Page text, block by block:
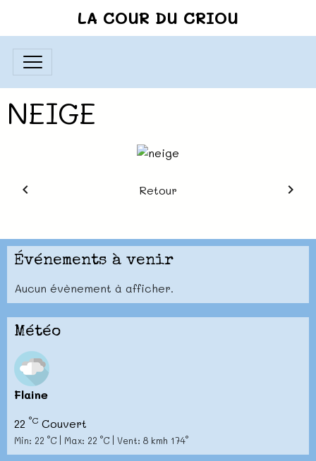
LA COUR DU CRIOU
NEIGE
Retour
Événements à venir
Aucun évènement à afficher.
Météo
Flaine
22 °C Couvert
Min: 22 °C | Max: 22 °C | Vent: 8 kmh 174°